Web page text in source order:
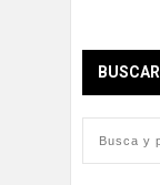
BUSCAR